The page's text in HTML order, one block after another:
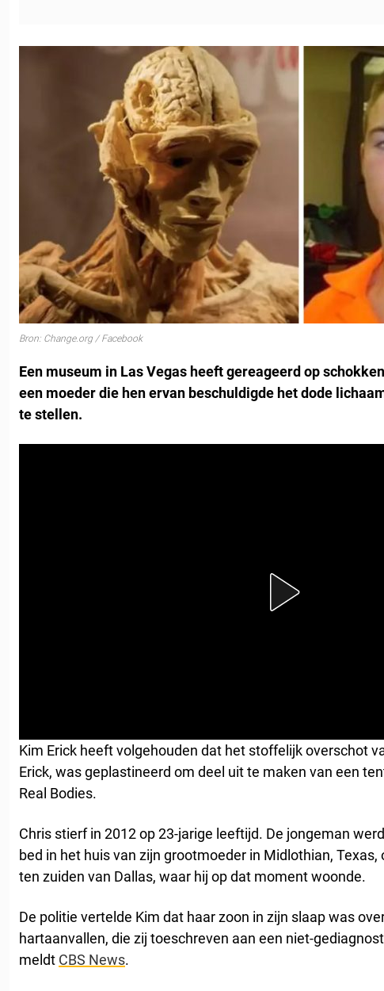
Bron: Change.org / Facebook
Een museum in Las Vegas heeft gereageerd op
een moeder die hen ervan beschuldigde het dode
te stellen.
Kim Erick heeft volgehouden dat het stoffelijk overschot
Erick, was geplastineerd om deel uit te maken van een
Real Bodies.
Chris stierf in 2012 op 23-jarige leeftijd. De jongeman werd
bed in het huis van zijn grootmoeder in Midlothian,
ten zuiden van Dallas, waar hij op dat moment woonde.
De politie vertelde Kim dat haar zoon in zijn slaap was
hartaanvallen, die zij toeschreven aan een niet-
meldt CBS News.